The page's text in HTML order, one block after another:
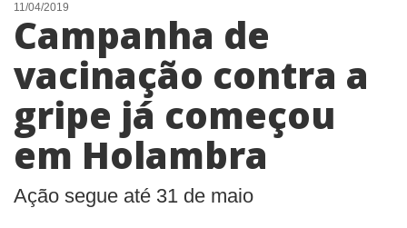
NOTÍCIAS
LISTA DIGITAL
TELEFONES ÚTEIS
CONTATO
ANUNCIE
11/04/2019
Campanha de
vacinação contra a
gripe já começou
em Holambra
Ação segue até 31 de maio